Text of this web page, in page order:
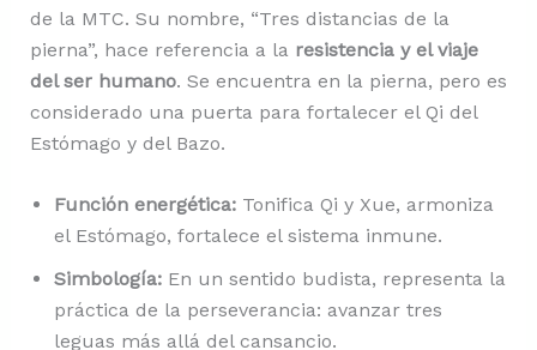
de la MTC. Su nombre, “Tres distancias de la
pierna”, hace referencia a la resistencia y el viaje
del ser humano. Se encuentra en la pierna, pero es
considerado una puerta para fortalecer el Qi del
Estómago y del Bazo.
Función energética:Tonifica Qi y Xue, armoniza
el Estómago, fortalece el sistema inmune.
Simbología:En un sentido budista, representa la
práctica de la perseverancia: avanzar tres
leguas más allá del cansancio.